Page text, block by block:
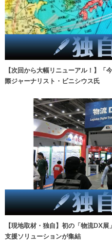
【次回から大幅リニューアル！】
際ジャーナリスト・ビニシウス氏
【現地取材・独自】初の「物流DX
支援ソリューションが集結